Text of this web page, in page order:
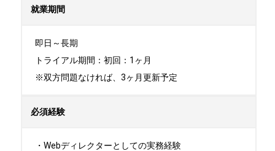
就業期間
即日～長期
トライアル期間：初回：1ヶ月
※双方問題なければ、3ヶ月更新予定
必須経験
・Webディレクターとしての実務経験